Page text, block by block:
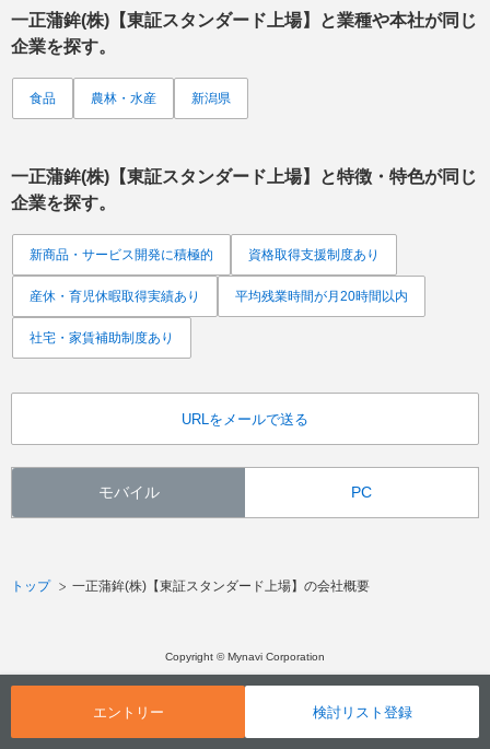
エントリー 検討リスト登録
一正蒲鉾(株)【東証スタンダード上場】
と業種や本社が同じ
企業を探す。
食品 農林・水産 新潟県
一正蒲鉾(株)【東証スタンダード上場】
と特徴・特色が同じ
企業を探す。
新商品・サービス開発に積極的 資格取得支援制度あり
産休・育児休暇取得実績あり 平均残業時間が月20時間以内
社宅・家賃補助制度あり
URLをメールで送る
モバイル PC
トップ 一正蒲鉾(株)【東証スタンダード上場】の会社概要
Copyright © Mynavi Corporation